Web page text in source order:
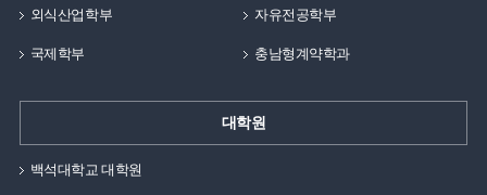
외식산업학부 자유전공학부
국제학부 충남형계약학과
대학원
백석대학교 대학원